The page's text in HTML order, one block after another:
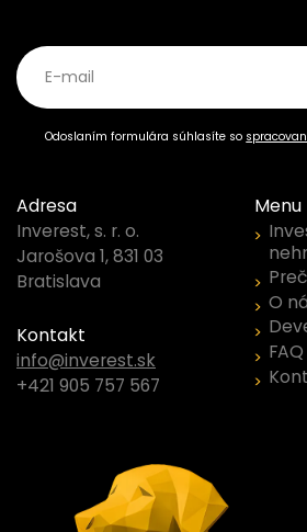
E-mail
Odoslaním formulára súhlasíte so
Adresa
Inverest, s. r. o.
Jarošova 1, 831 03
Bratislava
Kontakt
info@inverest.sk
+421 905 757 567
Menu
O
FAQ